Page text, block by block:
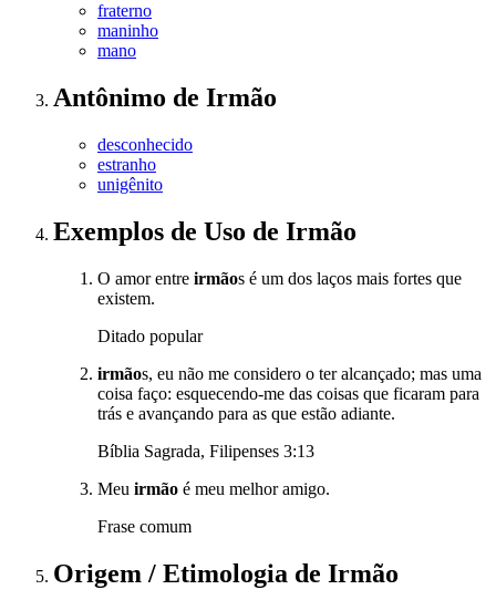
fraterno
maninho
mano
Antônimo de Irmão
desconhecido
estranho
unigênito
Exemplos de Uso de Irmão
O amor entre irmãos é um dos laços mais fortes que
existem.
Ditado popular
irmãos, eu não me considero o ter alcançado; mas uma
coisa faço: esquecendo-me das coisas que ficaram para
trás e avançando para as que estão adiante.
Bíblia Sagrada, Filipenses 3:13
Meu irmão é meu melhor amigo.
Frase comum
Origem / Etimologia de Irmão